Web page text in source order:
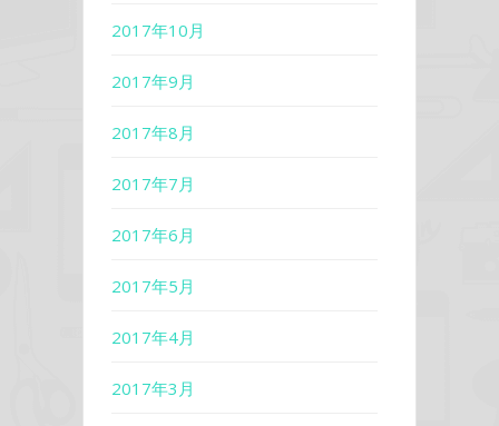
2017年10月
2017年9月
2017年8月
2017年7月
2017年6月
2017年5月
2017年4月
2017年3月